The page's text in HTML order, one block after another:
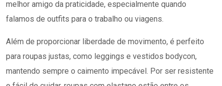
melhor amigo da praticidade, especialmente quando
falamos de outfits para o trabalho ou viagens.
Além de proporcionar liberdade de movimento, é perfeito
para roupas justas, como leggings e vestidos bodycon,
mantendo sempre o caimento impecável. Por ser resistente